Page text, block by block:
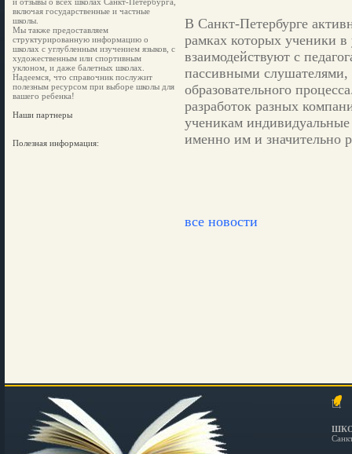
включая государственные и частные
школы.
Мы также предоставляем
структурированную информацию о
школах с углубленным изучением языков, с
художественным или спортивным
уклоном, и даже балетных школах.
Надеемся, что справочник послужит
полезным ресурсом при выборе школы для
вашего ребенка!
Наши партнеры
Полезная информация:
В Санкт-Петербурге
рамках которых ученики
взаимодействуют с
пассивными
образовательного
разработок разных
ученикам
именно им и значительно
все новости